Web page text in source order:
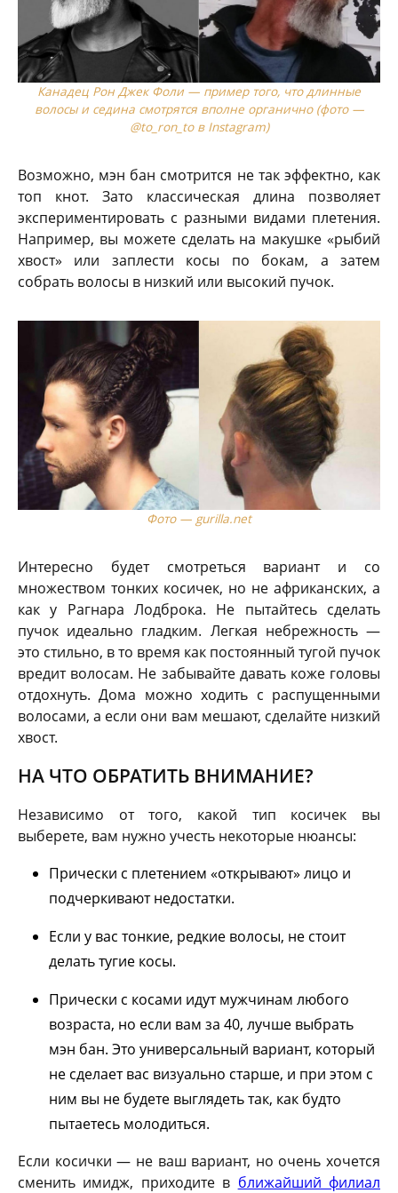
Канадец Рон Джек Фоли — пример того, что длинные
волосы и седина смотрятся вполне органично (фото —
@to_ron_to в Instagram)
Возможно, мэн бан смотрится не так эффектно, как
топ кнот. Зато классическая длина позволяет
экспериментировать с разными видами плетения.
Например, вы можете сделать на макушке «рыбий
хвост» или заплести косы по бокам, а затем
собрать волосы в низкий или высокий пучок.
Фото — gurilla.net
Интересно будет смотреться вариант и со
множеством тонких косичек, но не африканских, а
как у Рагнара Лодброка. Не пытайтесь сделать
пучок идеально гладким. Легкая небрежность —
это стильно, в то время как постоянный тугой пучок
вредит волосам. Не забывайте давать коже головы
отдохнуть. Дома можно ходить с распущенными
волосами, а если они вам мешают, сделайте низкий
хвост.
НА ЧТО ОБРАТИТЬ ВНИМАНИЕ?
Независимо от того, какой тип косичек вы
выберете, вам нужно учесть некоторые нюансы:
Прически с плетением «открывают» лицо и
подчеркивают недостатки.
Если у вас тонкие, редкие волосы, не стоит
делать тугие косы.
Прически с косами идут мужчинам любого
возраста, но если вам за 40, лучше выбрать
мэн бан. Это универсальный вариант, который
не сделает вас визуально старше, и при этом с
ним вы не будете выглядеть так, как будто
пытаетесь молодиться.
Если косички — не ваш вариант, но очень хочется
сменить имидж, приходите в ближайший филиал